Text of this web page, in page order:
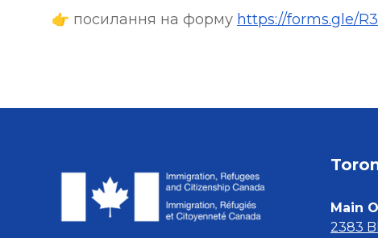
👉 посилання на форму https://forms.gle/
Main
2383